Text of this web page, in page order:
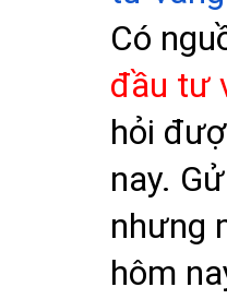
Có
đầu tư
hỏi
nay.
nhưng
hôm